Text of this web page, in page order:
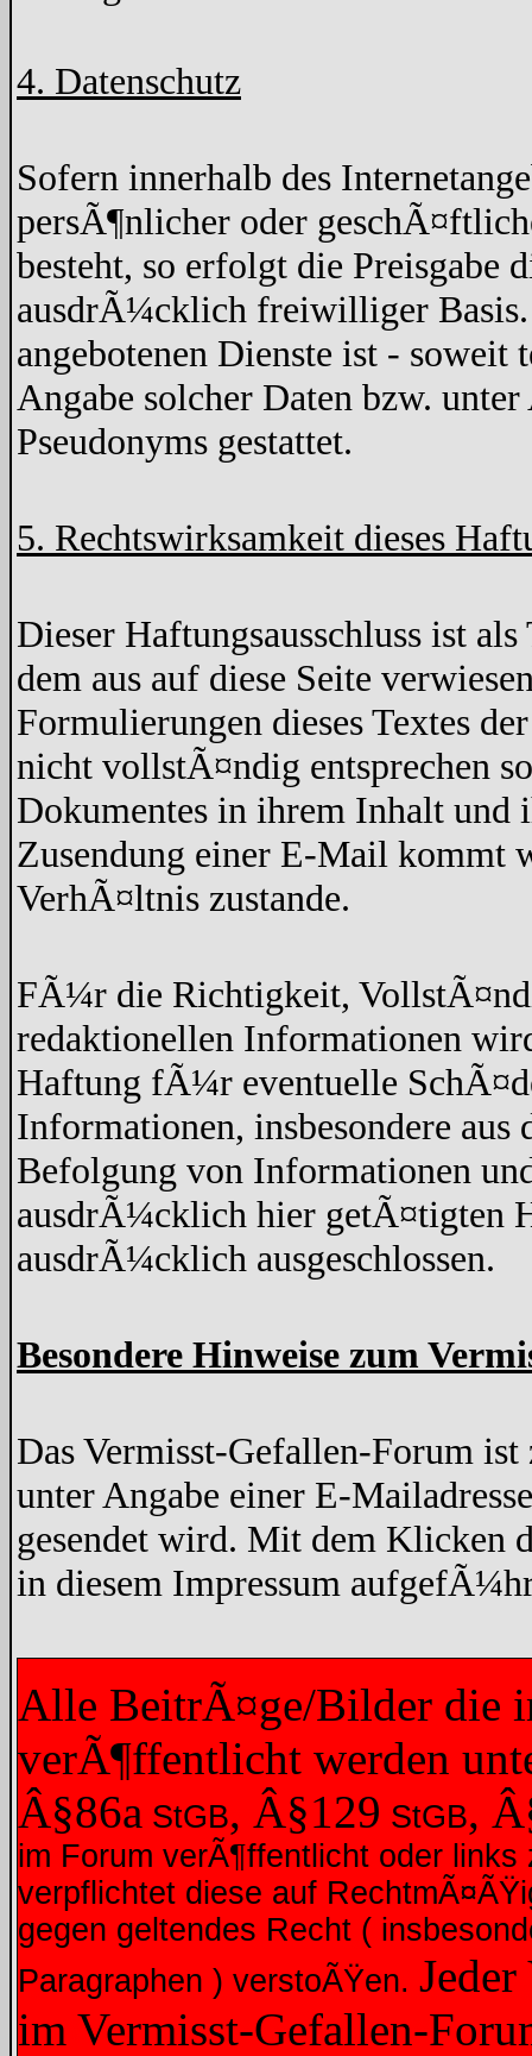
4. Datenschutz
Sofern innerhalb des
persÃ¶nlicher oder
besteht, so erfolgt die Preisgabe
ausdrÃ¼cklich freiwilliger Basis.
angebotenen Dienste ist -
Angabe solcher Daten bzw.
Pseudonyms gestattet.
5. Rechtswirksamkeit dieses
Dieser Haftungsausschluss ist
dem aus auf diese Seite
Formulierungen dieses Textes
nicht vollstÃ¤ndig entsprechen
Dokumentes in ihrem Inhalt
Zusendung einer E-Mail kommt
VerhÃ¤ltnis zustande.
FÃ¼r die Richtigkeit,
redaktionellen Informationen
Haftung fÃ¼r eventuelle
Informationen, insbesondere
Befolgung von Informationen
ausdrÃ¼cklich hier getÃ¤tigten
ausdrÃ¼cklich ausgeschlossen.
Besondere Hinweise zum
Das Vermisst-Gefallen-Forum
unter Angabe einer E-
gesendet wird. Mit dem Klicken
in diesem Impressum
Alle BeitrÃ¤ge/Bilder die
verÃ¶ffentlicht werden
Â§86a StGB, Â§129 StGB,
im Forum verÃ¶ffentlicht oder
verpflichtet diese auf
gegen geltendes Recht (
Paragraphen ) verstoÃŸen.
im Vermisst-Gefallen-